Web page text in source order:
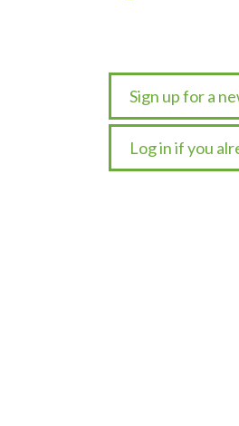
Sign up for a
Log in if you